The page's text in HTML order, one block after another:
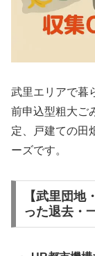
武里エリアで暮
前申込型粗大ご
定、戸建ての田
ーズです。
【武里団地
った退去・